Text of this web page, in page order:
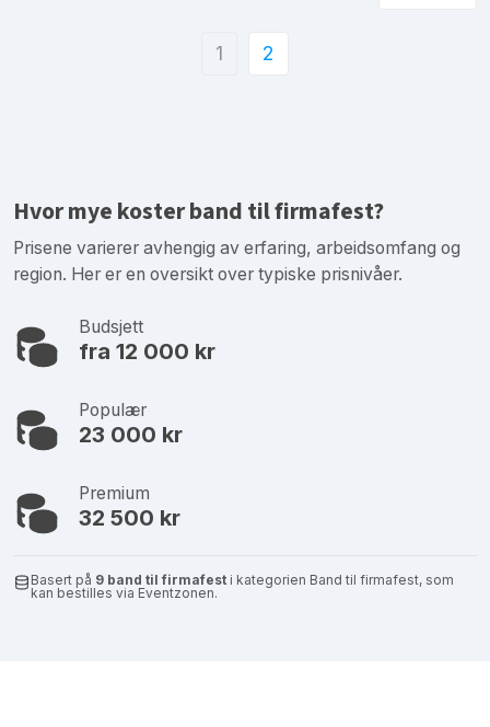
1 2
Hvor mye koster band til firmafest?
Prisene varierer avhengig av erfaring, arbeidsomfang og
region. Her er en oversikt over typiske prisnivåer.
Budsjett
fra 12 000 kr
Populær
23 000 kr
Premium
32 500 kr
Basert på 9 band til firmafest i kategorien Band til firmafest, som
kan bestilles via Eventzonen.